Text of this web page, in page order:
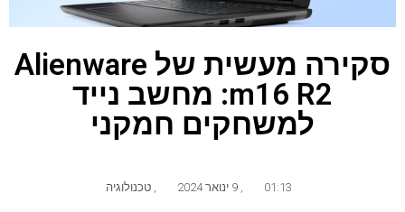
סקירה מעשית של Alienware
m16 R2: מחשב נייד
למשחקים חמקני
01:13 טכנולוגיה